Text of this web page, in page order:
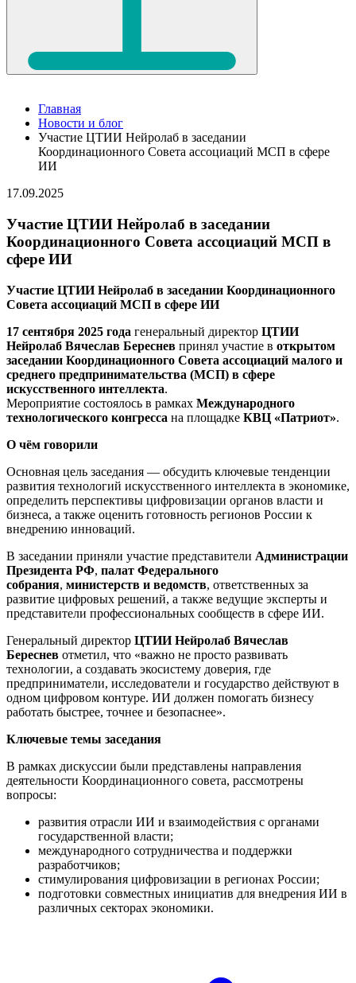
Главная
Новости и блог
Участие ЦТИИ Нейролаб в заседании
Координационного Совета ассоциаций МСП в сфере
ИИ
17.09.2025
Участие ЦТИИ Нейролаб в заседании
Координационного Совета ассоциаций МСП в
сфере ИИ
Участие ЦТИИ Нейролаб в заседании Координационного
Совета ассоциаций МСП в сфере ИИ
17 сентября 2025 года генеральный директор ЦТИИ
Нейролаб Вячеслав Береснев принял участие в открытом
заседании Координационного Совета ассоциаций малого и
среднего предпринимательства (МСП) в сфере
искусственного интеллекта.
Мероприятие состоялось в рамках Международного
технологического конгресса на площадке КВЦ «Патриот».
О чём говорили
Основная цель заседания — обсудить ключевые тенденции
развития технологий искусственного интеллекта в экономике,
определить перспективы цифровизации органов власти и
бизнеса, а также оценить готовность регионов России к
внедрению инноваций.
В заседании приняли участие представители Администрации
Президента РФ, палат Федерального
собрания, министерств и ведомств, ответственных за
развитие цифровых решений, а также ведущие эксперты и
представители профессиональных сообществ в сфере ИИ.
Генеральный директор ЦТИИ Нейролаб Вячеслав
Береснев отметил, что «важно не просто развивать
технологии, а создавать экосистему доверия, где
предприниматели, исследователи и государство действуют в
одном цифровом контуре. ИИ должен помогать бизнесу
работать быстрее, точнее и безопаснее».
Ключевые темы заседания
В рамках дискуссии были представлены направления
деятельности Координационного совета, рассмотрены
вопросы:
развития отрасли ИИ и взаимодействия с органами
государственной власти;
международного сотрудничества и поддержки
разработчиков;
стимулирования цифровизации в регионах России;
подготовки совместных инициатив для внедрения ИИ в
различных секторах экономики.